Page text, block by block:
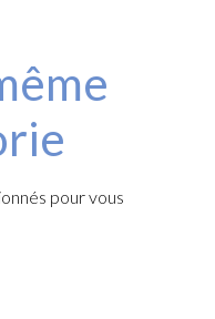
pour vous